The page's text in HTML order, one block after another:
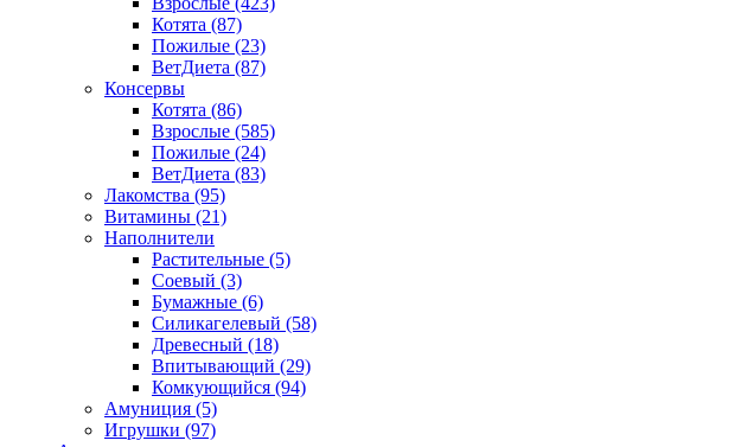
Котята (87)
Пожилые (23)
ВетДиета (87)
Консервы
Котята (86)
Взрослые (585)
Пожилые (24)
ВетДиета (83)
Лакомства (95)
Витамины (21)
Наполнители
Растительные (5)
Соевый (3)
Бумажные (6)
Силикагелевый (58)
Древесный (18)
Впитывающий (29)
Комкующийся (94)
Амуниция (5)
Игрушки (97)